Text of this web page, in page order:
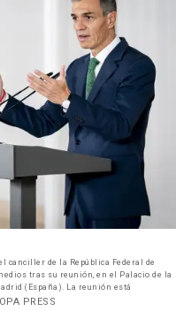
canciller de la República Federal de
tras su reunión, en el Palacio de la
(España). La reunión está
PRESS